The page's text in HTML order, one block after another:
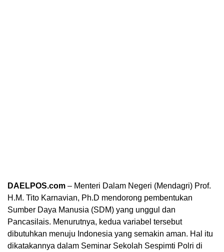
DAELPOS.com – Menteri Dalam Negeri (Mendagri) Prof.
H.M. Tito Karnavian, Ph.D mendorong pembentukan
Sumber Daya Manusia (SDM) yang unggul dan
Pancasilais. Menurutnya, kedua variabel tersebut
dibutuhkan menuju Indonesia yang semakin aman. Hal itu
dikatakannya dalam Seminar Sekolah Sespimti Polri di